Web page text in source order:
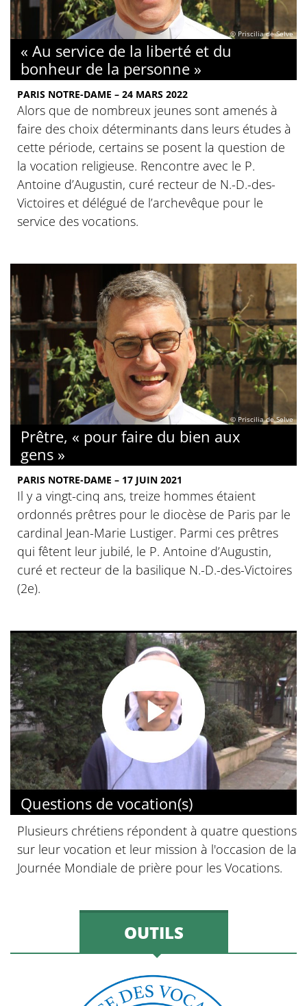
© Priscilia de Selve
« Au service de la liberté et du
bonheur de la personne »
PARIS NOTRE-DAME – 24 MARS 2022
Alors que de nombreux jeunes sont amenés à
faire des choix déterminants dans leurs études à
cette période, certains se posent la question de
la vocation religieuse. Rencontre avec le P.
Antoine d’Augustin, curé recteur de N.-D.-des-
Victoires et délégué de l’archevêque pour le
service des vocations.
© Priscilia de Selve
Prêtre, « pour faire du bien aux
gens »
PARIS NOTRE-DAME – 17 JUIN 2021
Il y a vingt-cinq ans, treize hommes étaient
ordonnés prêtres pour le diocèse de Paris par le
cardinal Jean-Marie Lustiger. Parmi ces prêtres
qui fêtent leur jubilé, le P. Antoine d’Augustin,
curé et recteur de la basilique N.-D.-des-Victoires
(2e).
Questions de vocation(s)
Plusieurs chrétiens répondent à quatre questions
sur leur vocation et leur mission à l'occasion de la
Journée Mondiale de prière pour les Vocations.
OUTILS